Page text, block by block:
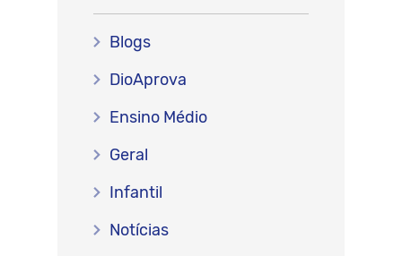
Blogs
DioAprova
Ensino Médio
Geral
Infantil
Notícias